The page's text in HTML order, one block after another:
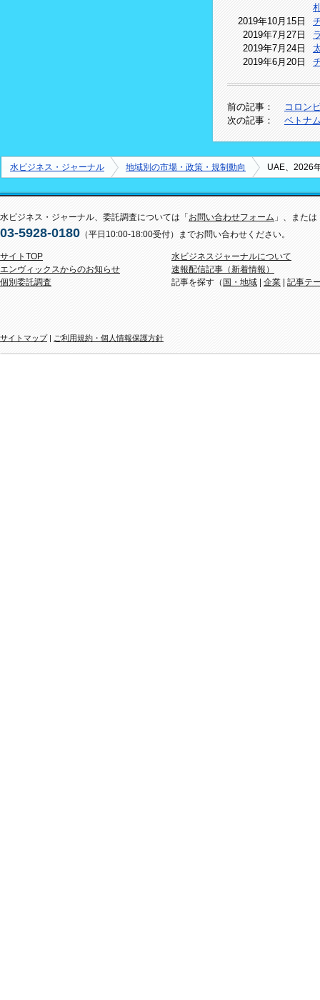
2019年10月15日
2019年7月27日
2019年7月24日
2019年6月20日
前の記事：
コロン
次の記事：
ベトナ
水ビジネス・ジャーナル 地域別の市場・政策・規制動向 UAE、2026
水ビジネス・ジャーナル、委託調査については「お問い合わせフォーム 」、または
03-5928-0180 （平日10:00-18:00受付）までお問い合わせください。
サイトTOP
エンヴィックスからのお知らせ
個別委託調査
水ビジネスジャーナルについて
速報配信記事（新着情報）
記事を探す（ 国・地域 | 企業 | 記事テ
サイトマップ| ご利用規約・個人情報保護方針